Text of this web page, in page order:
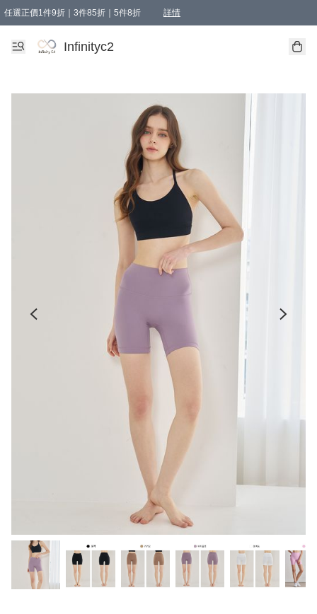
任選正價1件9折｜3件85折｜5件8折 詳情
精選商品，任選買1件或以上減HKD 20.00；買2件或以上減HKD 60.00；買3件
Infinityc2 wears 滿$800免運費
Bucks & Leather 滿$1000免運費
Infinityc2